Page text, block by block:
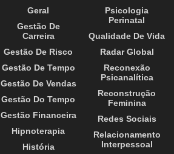
Geral
Gestão De
Carreira
Gestão De Risco
Gestão De Tempo
Gestão De Vendas
Gestão Do Tempo
Gestão Financeira
Hipnoterapia
História
Psicologia
Perinatal
Qualidade De Vida
Radar Global
Reconexão
Psicanalítica
Reconstrução
Feminina
Redes Sociais
Relacionamento
Interpessoal